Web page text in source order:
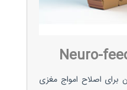
برای اصلاح امواج مغزی